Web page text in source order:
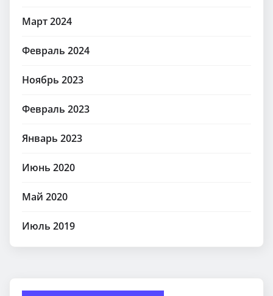
Март 2024
Февраль 2024
Ноябрь 2023
Февраль 2023
Январь 2023
Июнь 2020
Май 2020
Июль 2019